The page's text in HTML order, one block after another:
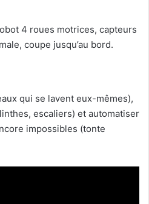
4 roues motrices, capteurs
coupe jusqu’au bord.
qui se lavent eux-mêmes),
escaliers) et automatiser
impossibles (tonte